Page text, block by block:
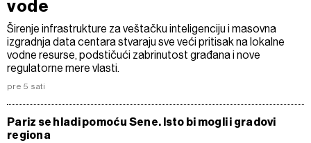
vode
Širenje infrastrukture za veštačku inteligenciju i masovna
izgradnja data centara stvaraju sve veći pritisak na lokalne
vodne resurse, podstičući zabrinutost građana i nove
regulatorne mere vlasti.
pre 5 sati
Pariz se hladi pomoću Sene. Isto bi mogli i gradovi
regiona